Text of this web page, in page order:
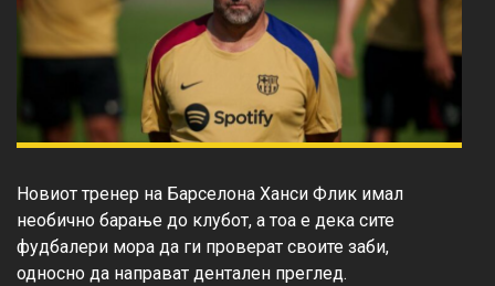
Новиот тренер на Барселона Ханси Флик имал
необично барање до клубот, а тоа е дека сите
фудбалери мора да ги проверат своите заби,
односно да направат дентален преглед.